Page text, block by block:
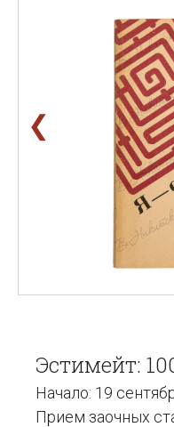
❮
Эстимейт:
Начало: 19
Прием заочных